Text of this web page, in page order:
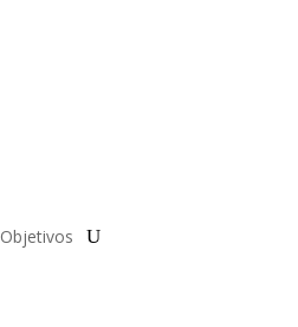
Objetivos